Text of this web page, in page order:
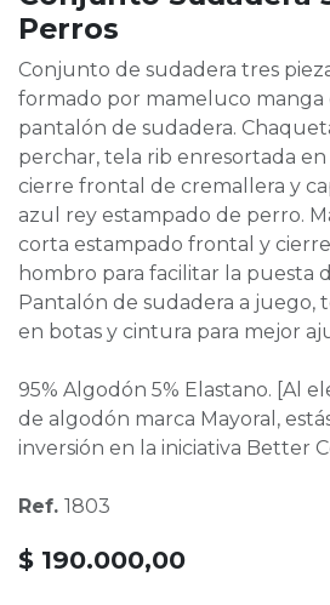
Perros
Conjunto de sudadera tres
formado por mameluco manga
pantalón de sudadera.
perchar, tela rib enresortada
cierre frontal de cremallera y
azul rey estampado de perro.
corta estampado frontal y cierre
hombro para facilitar la puesta
Pantalón de sudadera a juego,
en botas y cintura para mejor
95% Algodón 5% Elastano. [Al
de algodón marca Mayoral,
inversión en la iniciativa Better
Ref. 1803
$ 190.000,00